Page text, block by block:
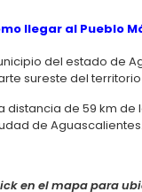
llegar al Pueblo
del estado de
sureste del
distancia de 59 km de
de Aguascalientes.
en el mapa para